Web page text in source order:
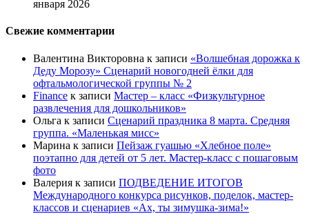
января 2026
Свежие комментарии
Валентина Викторовна к записи «Волшебная дорожка к
Деду Морозу» Сценарий новогодней ёлки для
офтальмологической группы № 2
Finance к записи Мастер – класс «Физкультурное
развлечения для дошкольников»
Ольга к записи Сценарий праздника 8 марта. Средняя
группа. «Маленькая мисс»
Марина к записи Пейзаж гуашью «Хлебное поле»
поэтапно для детей от 5 лет. Мастер-класс с пошаговым
фото
Валерия к записи ПОДВЕДЕНИЕ ИТОГОВ
Международного конкурса рисунков, поделок, мастер-
классов и сценариев «Ах, ты зимушка-зима!»